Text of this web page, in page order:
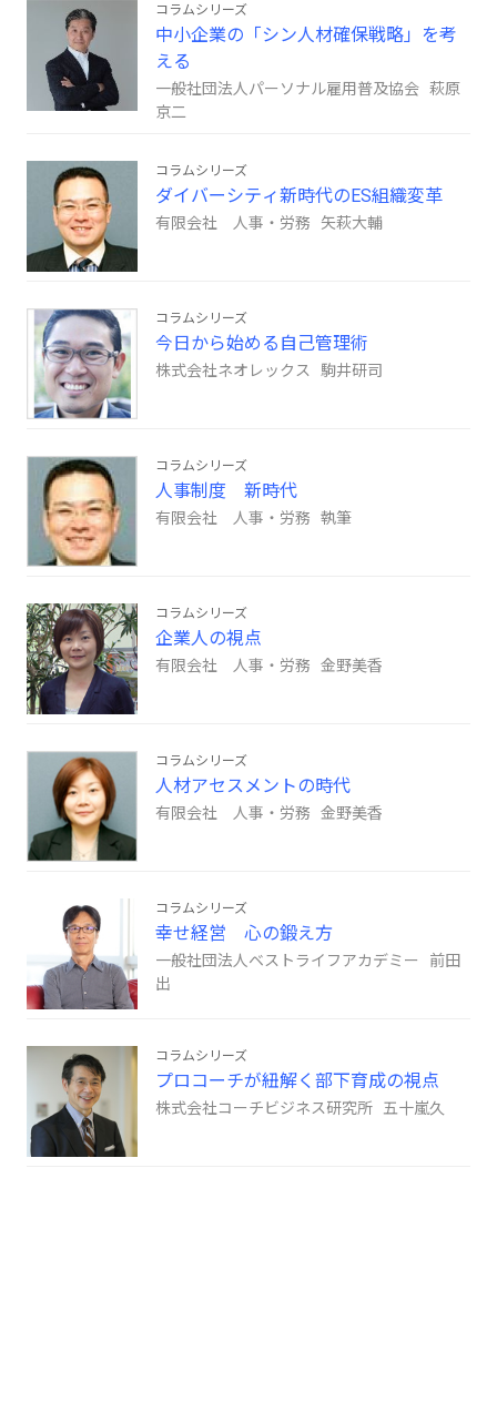
コラムシリーズ
中小企業の「シン人材確保戦略」を考
える
一般社団法人パーソナル雇用普及協会 萩原
京二
コラムシリーズ
ダイバーシティ新時代のES組織変革
有限会社 人事・労務 矢萩大輔
コラムシリーズ
今日から始める自己管理術
株式会社ネオレックス 駒井研司
コラムシリーズ
人事制度 新時代
有限会社 人事・労務 執筆
コラムシリーズ
企業人の視点
有限会社 人事・労務 金野美香
コラムシリーズ
人材アセスメントの時代
有限会社 人事・労務 金野美香
コラムシリーズ
幸せ経営 心の鍛え方
一般社団法人ベストライフアカデミー 前田
出
コラムシリーズ
プロコーチが紐解く部下育成の視点
株式会社コーチビジネス研究所 五十嵐久